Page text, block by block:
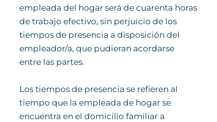
empleada del hogar será de cuarenta horas
de trabajo efectivo, sin perjuicio de los
tiempos de presencia a disposición del
empleador/a, que pudieran acordarse
entre las partes.
Los tiempos de presencia se refieren al
tiempo que la empleada de hogar se
encuentra en el domicilio familiar a